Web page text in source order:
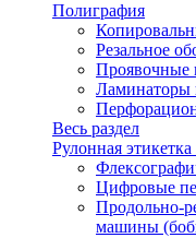
Полиграфия
Резальное
Проявочные
Ламинаторы
Весь раздел
Рулонная
Цифровые
Продольно-
машины